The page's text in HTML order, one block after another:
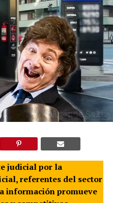
judicial por la
referentes del sector
información promueve